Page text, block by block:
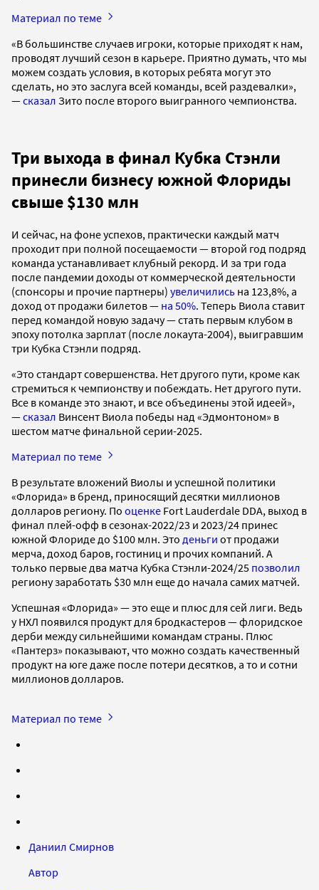
Материал по теме
«В большинстве случаев игроки, которые приходят к нам,
проводят лучший сезон в карьере. Приятно думать, что мы
можем создать условия, в которых ребята могут это
сделать, но это заслуга всей команды, всей раздевалки»,
—сказал Зито после второго выигранного чемпионства.
Три выхода в финал Кубка Стэнли
принесли бизнесу южной Флориды
свыше $130 млн
И сейчас, на фоне успехов, практически каждый матч
проходит при полной посещаемости — второй год подряд
команда устанавливает клубный рекорд. И за три года
после пандемии доходы от коммерческой деятельности
(спонсоры и прочие партнеры) увеличились на 123,8%, а
доход от продажи билетов — на 50%. Теперь Виола ставит
перед командой новую задачу — стать первым клубом в
эпоху потолка зарплат (после локаута-2004), выигравшим
три Кубка Стэнли подряд.
«Это стандарт совершенства. Нет другого пути, кроме как
стремиться к чемпионству и побеждать. Нет другого пути.
Все в команде это знают, и все объединены этой идеей»,
—сказал Винсент Виола победы над «Эдмонтоном» в
шестом матче финальной серии-2025.
Материал по теме
В результате вложений Виолы и успешной политики
«Флорида» в бренд, приносящий десятки миллионов
долларов региону. По оценке Fort Lauderdale DDA, выход в
финал плей-офф в сезонах-2022/23 и 2023/24 принес
южной Флориде до $100 млн. Это деньги от продажи
мерча, доход баров, гостиниц и прочих компаний. А
только первые два матча Кубка Стэнли-2024/25 позволил
региону заработать $30 млн еще до начала самих матчей.
Успешная «Флорида» — это еще и плюс для сей лиги. Ведь
у НХЛ появился продукт для бродкастеров — флоридское
дерби между сильнейшими командам страны. Плюс
«Пантерз» показывают, что можно создать качественный
продукт на юге даже после потери десятков, а то и сотни
миллионов долларов.
Материал по теме
Даниил Смирнов
Автор